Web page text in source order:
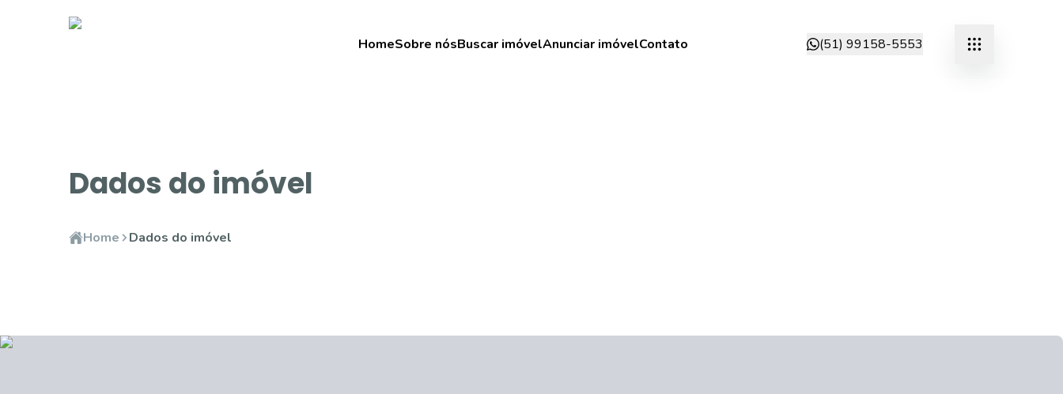
HomeSobre nósBuscar imóvelAnunciar imóvelContato (51) 99158-5553
Dados do imóvel
Home Dados do imóvel